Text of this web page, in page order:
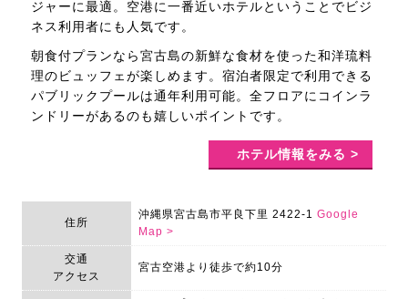
ジャーに最適。空港に一番近いホテルということでビジ
ネス利用者にも人気です。
朝食付プランなら宮古島の新鮮な食材を使った和洋琉料
理のビュッフェが楽しめます。宿泊者限定で利用できる
パブリックプールは通年利用可能。全フロアにコインラ
ンドリーがあるのも嬉しいポイントです。
ホテル情報をみる >
住所
沖縄県宮古島市平良下里 2422-1 Google
Map >
交通
アクセス
宮古空港より徒歩で約10分